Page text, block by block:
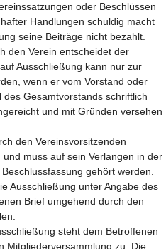
oder Beschlüssen
Handlungen schuldig macht
seine Beiträge nicht bezahlt.
den Verein entscheidet der
Ausschließung kann nur zur
wenn er vom Vorstand oder
Gesamtvorstands schriftlich
und mit Gründen versehen
den Vereinsvorsitzenden
muss auf sein Verlangen in der
gehört werden.
Ausschließung unter Angabe des
Brief umgehend durch den
steht dem Betroffenen
Mitgliederversammlung zu. Die